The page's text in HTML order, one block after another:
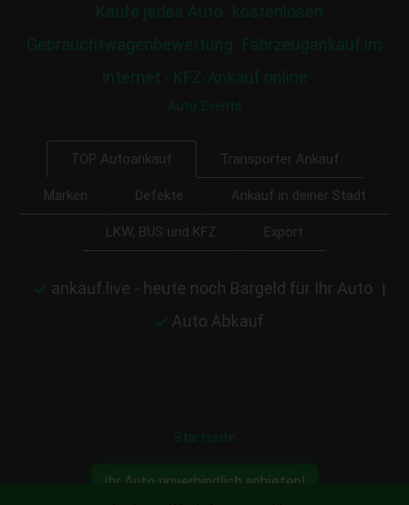
Kaufe jedes Auto kostenlosen
Gebrauchtwagenbewertung Fahrzeugankauf im
Internet - KFZ-Ankauf online
Auto Events
TOP Autoankauf Transporter Ankauf
Marken Defekte Ankauf in deiner Stadt
LKW, BUS und KFZ Export
ankauf.live - heute noch Bargeld für Ihr Auto |
Auto Abkauf
Startseite
Ihr Auto unverbindlich anbieten!